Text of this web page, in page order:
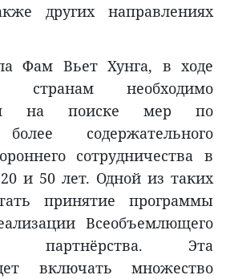
других направлениях
Фам Вьет Хунга, в ходе
странам необходимо
на поиске мер по
содержательного
сотрудничества в
и 50 лет. Одной из таких
принятие программы
Всеобъемлющего
партнёрства. Эта
включать множество